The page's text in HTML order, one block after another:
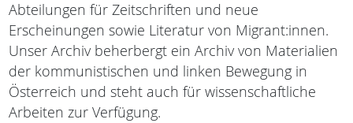
Abteilungen für Zeitschriften und neue
Erscheinungen sowie Literatur von Migrant:innen.
Unser Archiv beherbergt ein Archiv von Materialien
der kommunistischen und linken Bewegung in
Österreich und steht auch für wissenschaftliche
Arbeiten zur Verfügung.